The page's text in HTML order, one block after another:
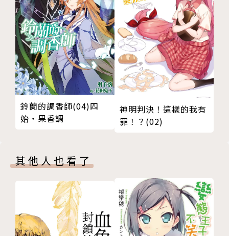
鈴蘭的調香師(04)四
始‧果香調
神明判決！這樣的我有
罪！？(02)
其他人也看了